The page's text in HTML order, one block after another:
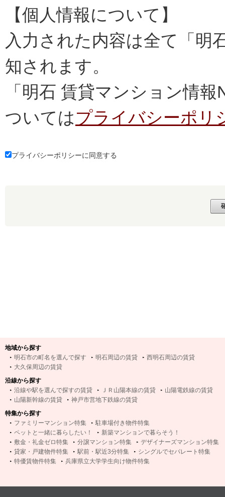
【個人情報について】
入力された内容は全て「明
知されます。
「明石 賃貸マンション情
ついてはプライバシーポリ
プライバシーポリシーに同意する
地域から探す
明石市の町名を選んで探す
明石周辺の賃貸
西明石周辺の賃貸
大久保周辺の賃貸
沿線から探す
沿線や駅を選んで探すの賃貸
ＪＲ山陽本線の賃貸
山陽電鉄線の賃貸
山陽新幹線の賃貸
神戸市営地下鉄線の賃貸
特集から探す
ファミリーマンション特集
駐車場付き物件特集
ペットと一緒に暮らしたい！
新築マンションで暮らそう！
敷金・礼金ゼロ特集
分譲マンション特集
デザイナーズマンション特集
貸家・戸建物件特集
駅前・駅近3分特集
シングルでセパレート特集
特優賃物件特集
兵庫県立大学学生向け物件特集